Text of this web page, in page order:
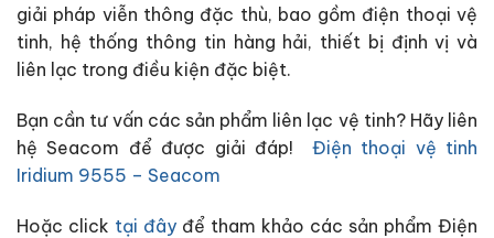
giải pháp viễn thông đặc thù, bao gồm điện thoại vệ
tinh, hệ thống thông tin hàng hải, thiết bị định vị và
liên lạc trong điều kiện đặc biệt.
Bạn cần tư vấn các sản phẩm liên lạc vệ tinh? Hãy liên
hệ Seacom để được giải đáp! Điện thoại vệ tinh
Iridium 9555 – Seacom
Hoặc click tại đây để tham khảo các sản phẩm Điện